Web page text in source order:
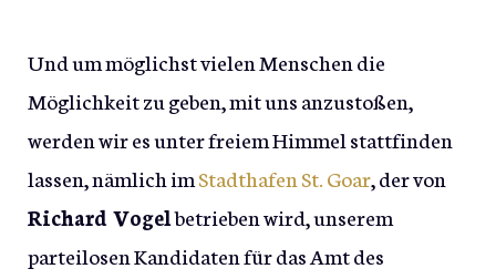
Und um möglichst vielen Menschen die
Möglichkeit zu geben, mit uns anzustoßen,
werden wir es unter freiem Himmel stattfinden
lassen, nämlich imStadthafen St. Goar, der von
Richard Vogelbetrieben wird, unserem
parteilosen Kandidaten für das Amt des